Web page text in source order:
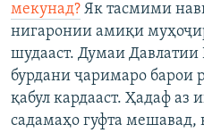
мекунад? Як тасмими
нигаронии амиқи
шудааст. Думаи
бурдани ҷаримаро барои
қабул кардааст. Ҳадаф
садамаҳо гуфта